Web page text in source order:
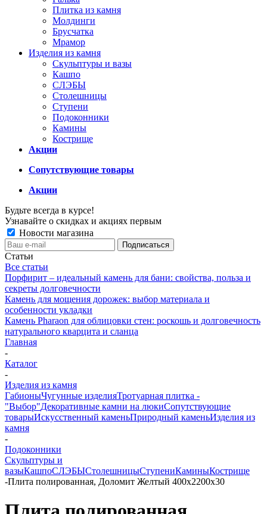
Плитка из камня
Молдинги
Брусчатка
Мрамор
Изделия из камня
Скульптуры и вазы
Кашпо
СЛЭБЫ
Столешницы
Ступени
Подоконники
Камины
Кострище
Акции
Сопутствующие товары
Акции
Будьте всегда в курсе!
Узнавайте о скидках и акциях первым
Новости магазина
Статьи
Все статьи
Порфирит – идеальный камень для бани: свойства, польза и
секреты долговечности
Камень для мощения дорожек: выбор материала и
особенности укладки
Камень Pharaon для облицовки стен: роскошь и долговечность
натурального кварцита и сланца
Главная
-
Каталог
-
Изделия из камня
ГабионыЧугунные изделияТротуарная плитка -
"Выбор"Декоративные камни на люкиСопутствующие
товарыИскусственный каменьПриродный каменьИзделия из
камня
-
Подоконники
Скульптуры и
вазыКашпоСЛЭБЫСтолешницыСтупениКаминыКострище
-Плита полированная, Доломит Желтый 400х2200х30